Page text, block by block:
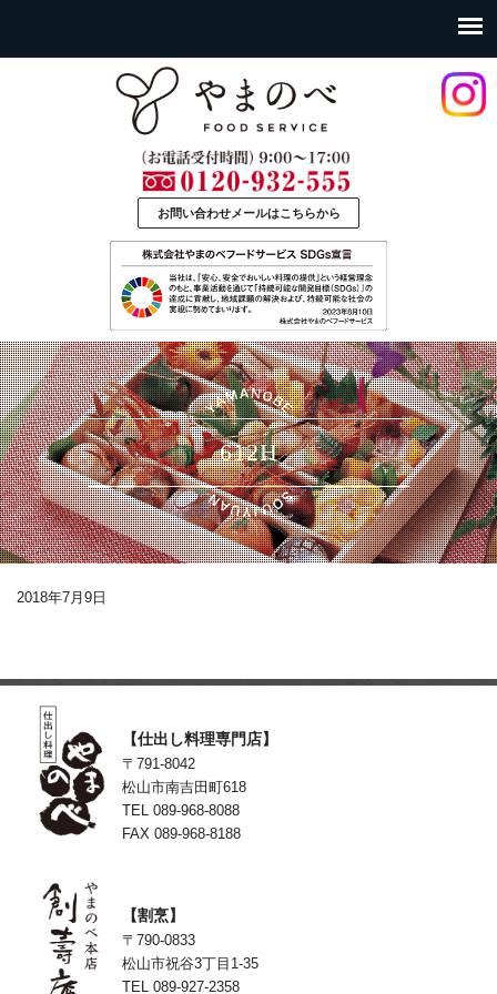
お問い合わせメールはこちらから
612H
2018年7月9日
【仕出し料理専門店】
〒791-8042
松山市南吉田町618
TEL 089-968-8088
FAX 089-968-8188
【割烹】
〒790-0833
松山市祝谷3丁目1-35
TEL 089-927-2358